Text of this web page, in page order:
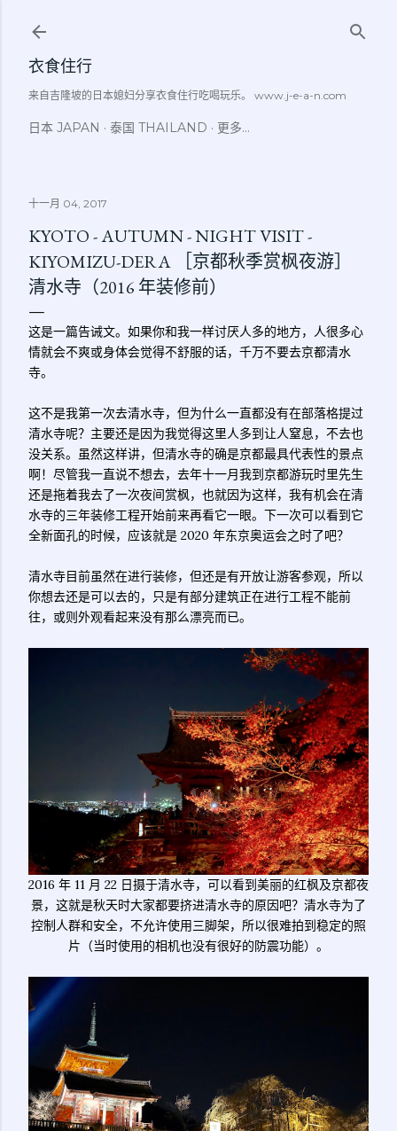
衣食住行
来自吉隆坡的日本媳妇分享衣食住行吃喝玩乐。 www.j-e-a-n.com
日本 JAPAN 泰国 THAILAND 更多…
十一月 04, 2017
KYOTO - AUTUMN - NIGHT VISIT -
KIYOMIZU-DERA ［京都秋季赏枫夜游］
清水寺（2016 年装修前）
这是一篇告诫文。如果你和我一样讨厌人多的地方，人很多心
情就会不爽或身体会觉得不舒服的话，千万不要去京都清水
寺。
这不是我第一次去清水寺，但为什么一直都没有在部落格提过
清水寺呢？主要还是因为我觉得这里人多到让人窒息，不去也
没关系。虽然这样讲，但清水寺的确是京都最具代表性的景点
啊！尽管我一直说不想去，去年十一月我到京都游玩时里先生
还是拖着我去了一次夜间赏枫，也就因为这样，我有机会在清
水寺的三年装修工程开始前来再看它一眼。下一次可以看到它
全新面孔的时候，应该就是 2020 年东京奥运会之时了吧？
清水寺目前虽然在进行装修，但还是有开放让游客参观，所以
你想去还是可以去的，只是有部分建筑正在进行工程不能前
往，或则外观看起来没有那么漂亮而已。
2016 年 11 月 22 日摄于清水寺，可以看到美丽的红枫及京都夜
景，这就是秋天时大家都要挤进清水寺的原因吧？清水寺为了
控制人群和安全，不允许使用三脚架，所以很难拍到稳定的照
片（当时使用的相机也没有很好的防震功能）。